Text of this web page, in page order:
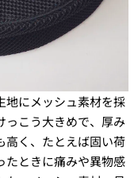
地にメッシュ素材を採
っこう大きめで、厚み
高く、たとえば固い荷
たときに痛みや異物感